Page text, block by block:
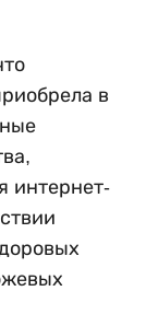
в
интернет-